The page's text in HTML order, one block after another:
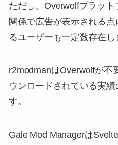
ただし、Overwolfプラット
関係で広告が表示される
るユーザーも一定数存在し
r2modmanはOverwolfが不
ウンロードされている実
す。
Gale Mod Managerは